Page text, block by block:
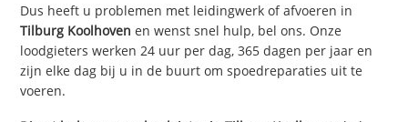
Dus heeft u problemen met leidingwerk of afvoeren in
Tilburg Koolhoven en wenst snel hulp, bel ons. Onze
loodgieters werken 24 uur per dag, 365 dagen per jaar en
zijn elke dag bij u in de buurt om spoedreparaties uit te
voeren.